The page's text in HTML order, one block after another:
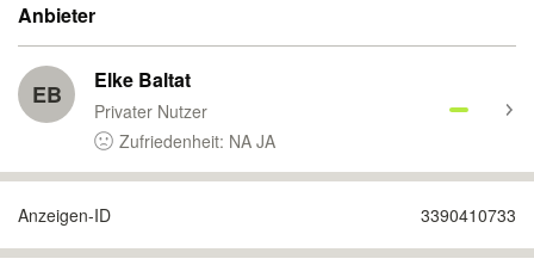
Anbieter
EB Elke Baltat
Privater Nutzer
Zufriedenheit: NA JA
Anzeigen-ID 3390410733